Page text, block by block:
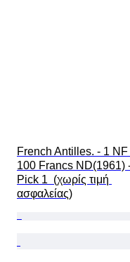
French Antilles. - 1 NF
100 Francs ND(1961)
Pick 1  (χωρίς τιμή
ασφαλείας)